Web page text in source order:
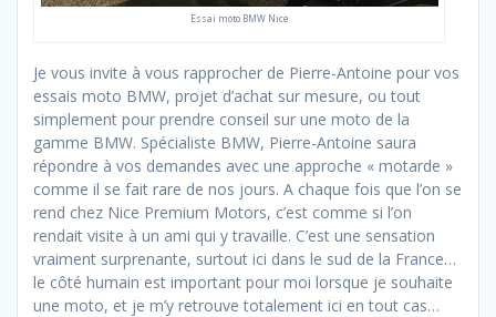
Essai moto BMW Nice
Je vous invite à vous rapprocher de Pierre-Antoine pour vos
essais moto BMW, projet d’achat sur mesure, ou tout
simplement pour prendre conseil sur une moto de la
gamme BMW. Spécialiste BMW, Pierre-Antoine saura
répondre à vos demandes avec une approche « motarde »
comme il se fait rare de nos jours. A chaque fois que l’on se
rend chez Nice Premium Motors, c’est comme si l’on
rendait visite à un ami qui y travaille. C’est une sensation
vraiment surprenante, surtout ici dans le sud de la France…
le côté humain est important pour moi lorsque je souhaite
une moto, et je m’y retrouve totalement ici en tout cas…